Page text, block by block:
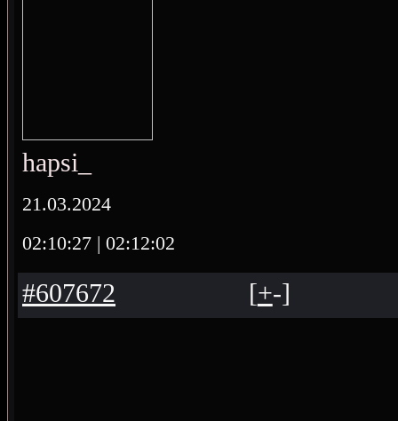
hapsi_
21.03.2024
02:10:27 | 02:12:02
#607672 [+-]